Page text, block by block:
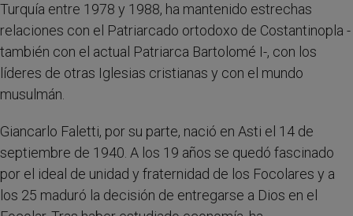
Turquía entre 1978 y 1988, ha mantenido estrechas
relaciones con el Patriarcado ortodoxo de Costantinopla -
también con el actual Patriarca Bartolomé I-, con los
líderes de otras Iglesias cristianas y con el mundo
musulmán.
Giancarlo Faletti, por su parte, nació en Asti el 14 de
septiembre de 1940. A los 19 años se quedó fascinado
por el ideal de unidad y fraternidad de los Focolares y a
los 25 maduró la decisión de entregarse a Dios en el